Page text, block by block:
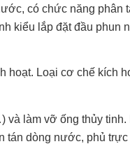
có chức năng
kiểu lắp đặt đầu
Loại cơ chế kích
và làm vỡ ống thủy
dòng nước, phủ trực